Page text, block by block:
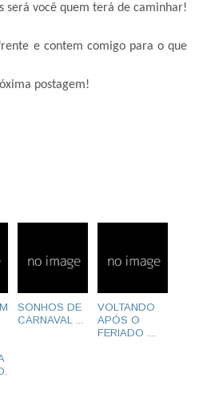
será você quem terá de caminhar!
e contem comigo para o que
postagem!
SONHOS DE
CARNAVAL ...
VOLTANDO
APÓS O
FERIADO ....